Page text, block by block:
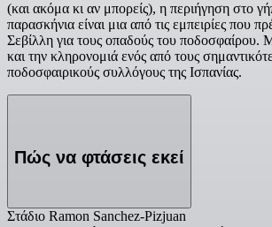
(και ακόμα κι αν μπορείς), η περιήγηση στο
παρασκήνια είναι μια από τις εμπειρίες που
Σεβίλλη για τους οπαδούς του ποδοσφαίρου.
και την κληρονομιά ενός από τους
ποδοσφαιρικούς συλλόγους της Ισπανίας.
Πώς να φτάσεις εκεί
Στάδιο Ramon Sanchez-Pizjuan